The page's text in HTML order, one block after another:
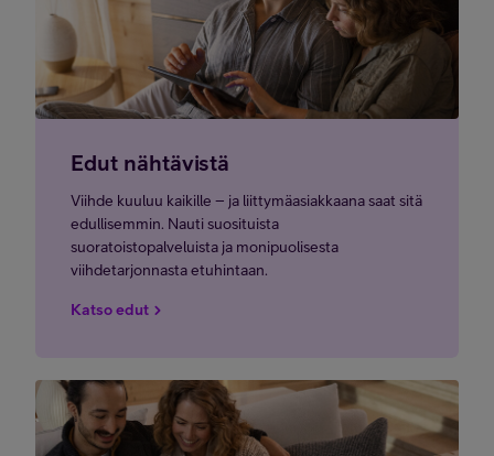
Edut nähtävistä
Viihde kuuluu kaikille – ja liittymäasiakkaana saat sitä
edullisemmin. Nauti suosituista
suoratoistopalveluista ja monipuolisesta
viihdetarjonnasta etuhintaan.
Katso edut